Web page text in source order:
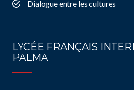
Dialogue entre les cultures
LYCÉE FRANÇAIS
PALMA